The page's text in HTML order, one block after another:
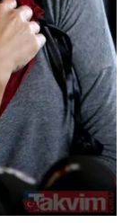
uyarınca
ve sitemizde
ilgili bilgi